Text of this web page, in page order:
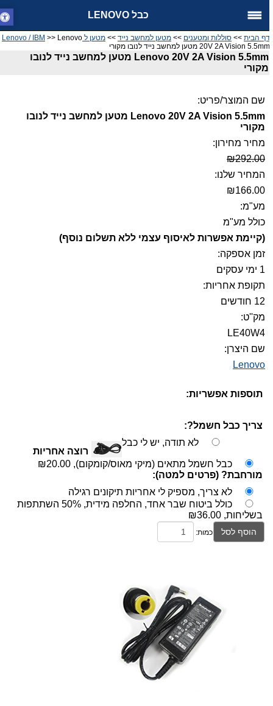
כבל LENOVO
דף הבית>>סוללות ומטענים>>מטען למחשב נייד>>מטען ל Lenovo / IBM>> Lenovo
20V 2A Vision 5.5mm מטען למחשב נייד לנובו מקורי
Lenovo 20V 2A Vision 5.5mm מטען למחשב נייד לנובו
מקורי
שם המוצר/פריט:
Lenovo 20V 2A Vision 5.5mm מטען למחשב נייד לנובו
מקורי
מחיר מחירון:
₪292.00
המחיר שלנו:
₪166.00
מע"מ:
כולל מע"מ
(קיימת אפשרות לאיסוף עצמי ללא תשלום נוסף)
זמן אספקה:
1 ימי עסקים
תקופת אחריות:
12 חודשים
מק''ט:
LE40W4
שם היצרן:
Lenovo
תוספות אפשריות:
צריך כבל חשמל?:
לא תודה, יש לי כבל
כבל חשמל מתאים (מיקי מאוס/קומקום),₪20.00
רוצה אחריות
מורחבת? (פרטים למטה):
לא צריך, מספיק לי אחריות תיקונים רגילה
כולל ביטוח שבר אחד, החלפה מידית, 50% השתתפות
בשליחות,₪36.00
הוסף לסל כמות: